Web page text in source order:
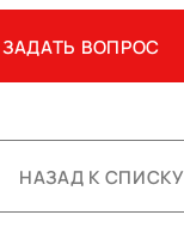
ЗАДАТЬ ВОПРОС
НАЗАД К СПИСКУ